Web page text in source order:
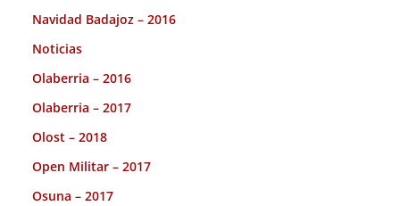
Navidad Badajoz – 2016
Noticias
Olaberria – 2016
Olaberria – 2017
Olost – 2018
Open Militar – 2017
Osuna – 2017